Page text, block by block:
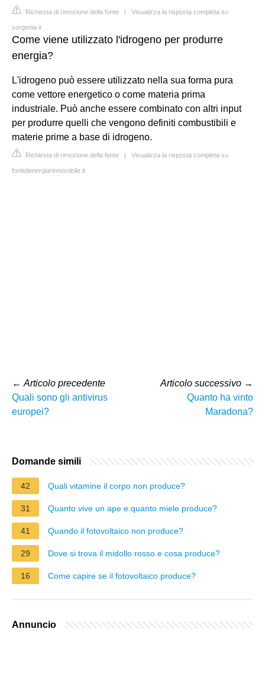
Richiesta di rimozione della fonte | Visualizza la risposta completa su
sorgenia.it
Come viene utilizzato l'idrogeno per produrre
energia?
L'idrogeno può essere utilizzato nella sua forma pura
come vettore energetico o come materia prima
industriale. Può anche essere combinato con altri input
per produrre quelli che vengono definiti combustibili e
materie prime a base di idrogeno.
Richiesta di rimozione della fonte | Visualizza la risposta completa su
fontidienergiarinnovabile.it
← Articolo precedente
Quali sono gli antivirus
europei?
Articolo successivo →
Quanto ha vinto
Maradona?
Domande simili
42 Quali vitamine il corpo non produce?
31 Quanto vive un ape e quanto miele produce?
41 Quando il fotovoltaico non produce?
29 Dove si trova il midollo rosso e cosa produce?
16 Come capire se il fotovoltaico produce?
Annuncio